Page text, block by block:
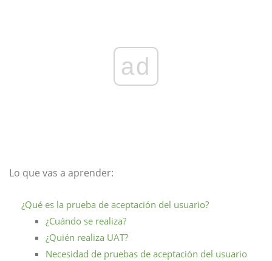
ad
Lo que vas a aprender:
¿Qué es la prueba de aceptación del usuario?
¿Cuándo se realiza?
¿Quién realiza UAT?
Necesidad de pruebas de aceptación del usuario